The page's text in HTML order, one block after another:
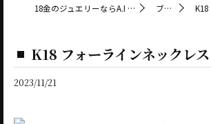
18金のジュエリーならA.I JEWELRIES ブログ K18
K18 フォーラインネックレ
2023/11/21